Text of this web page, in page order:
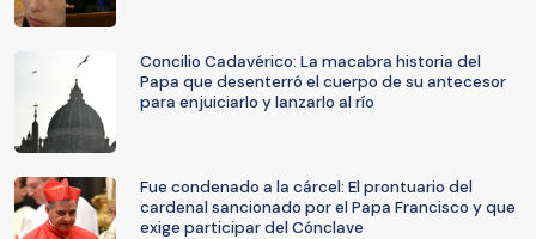
Concilio Cadavérico: La macabra historia del
Papa que desenterró el cuerpo de su antecesor
para enjuiciarlo y lanzarlo al río
Fue condenado a la cárcel: El prontuario del
cardenal sancionado por el Papa Francisco y que
exige participar del Cónclave